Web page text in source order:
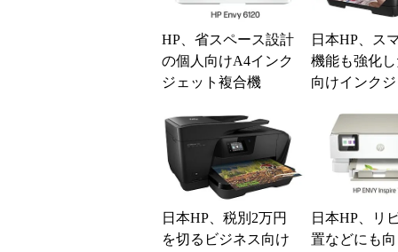
HP、省スペース設計
の個人向けA4インク
ジェット複合機
日本HP、ス
機能も強化
向けインク
日本HP、税別2万円
を切るビジネス向け
日本HP、リ
置などにも